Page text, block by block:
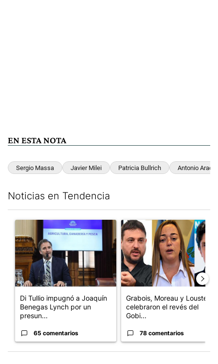
EN ESTA NOTA
Sergio Massa Javier Milei Patricia Bullrich Antonio Aracre
Noticias en Tendencia
Un artículo de tendencia con el título "Di Tullio impugnó a
Di Tullio impugnó a Joaquín
Benegas Lynch por un
presun...
65 comentarios
Un artículo de tendencia con
Grabois, Moreau y Lousteau
celebraron el revés del
Gobi...
78 comentarios